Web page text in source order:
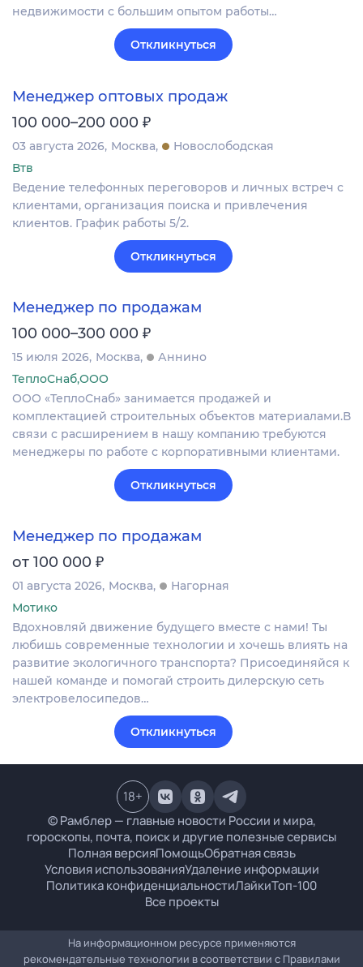
недвижимости с большим опытом работы…
Откликнуться
Менеджер оптовых продаж
100 000–200 000 ₽
03 августа 2026 Москва
Новослободская
Втв
Ведение телефонных переговоров и личных встреч с
клиентами, организация поиска и привлечения
клиентов. График работы 5/2.
Откликнуться
Менеджер по продажам
100 000–300 000 ₽
15 июля 2026 Москва
Аннино
ТеплоСнаб,ООО
ООО «ТеплоСнаб» занимается продажей и
комплектацией строительных объектов материалами.В
связи с расширением в нашу компанию требуются
менеджеры по работе с корпоративными клиентами.
Откликнуться
Менеджер по продажам
от 100 000 ₽
01 августа 2026 Москва
Нагорная
Мотико
Вдохновляй движение будущего вместе с нами! Ты
любишь современные технологии и хочешь влиять на
развитие экологичного транспорта? Присоединяйся к
нашей команде и помогай строить дилерскую сеть
электровелосипедов…
Откликнуться
© Рамблер — главные новости России и мира,
гороскопы, почта, поиск и другие полезные сервисы
Полная версияПомощьОбратная связь
Условия использованияУдаление информации
Политика конфиденциальностиЛайкиТоп-100
Все проекты
18+
На информационном ресурсе применяются
рекомендательные технологии в соответствии с Правилами